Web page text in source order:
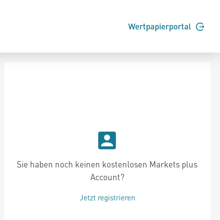
Wertpapierportal
Sie haben noch keinen kostenlosen Markets plus
Account?
Jetzt registrieren